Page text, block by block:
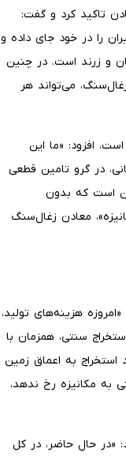
تاکید کرد و گفت:
۷۸ درصد از ذخایر زغالی ایران را در خود جای داده و
اصفهان و زرند است. در چنین
می‌تواند هر
افزود: «ما این
در گرو تامین قطعی
است که بدون
معادن زغال‌سنگ
هزینه‌های تولید،
سنتی، همزمان با
به اعماق زمین
به مکانیزه رخ ندهد،
«در حال حاضر، در کل